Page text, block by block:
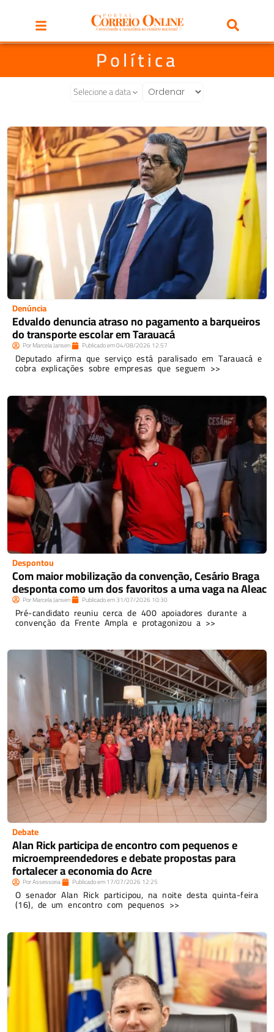
Política
Selecione a data
Denúncia
Edvaldo denuncia atraso no pagamento a barqueiros
do transporte escolar em Tarauacá
PorMarcela Jansen Publicado em04/08/2026 12:57
Deputado afirma que serviço está paralisado em Tarauacá e
cobra explicações sobre empresas que seguem >>
Despontou
Com maior mobilização da convenção, Cesário Braga
desponta como um dos favoritos a uma vaga na Aleac
PorMarcela Jansen Publicado em31/07/2026 10:30
Pré-candidato reuniu cerca de 400 apoiadores durante a
convenção da Frente Ampla e protagonizou a >>
Debate
Alan Rick participa de encontro com pequenos e
microempreendedores e debate propostas para
fortalecer a economia do Acre
PorAssessoria Publicado em17/07/2026 12:25
O senador Alan Rick participou, na noite desta quinta-feira
(16), de um encontro com pequenos >>